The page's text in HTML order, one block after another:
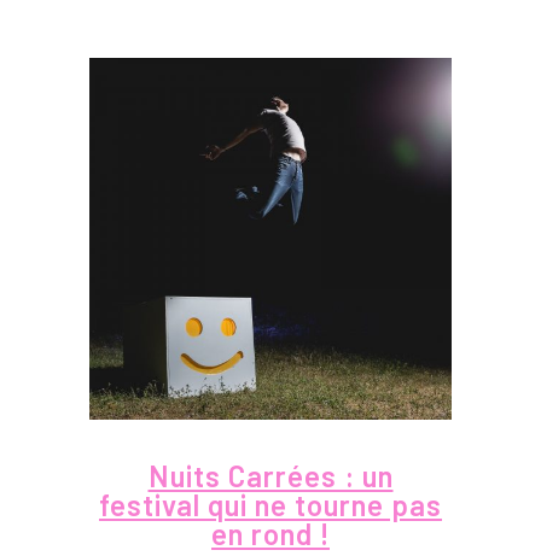
Nuits Carrées : un
festival qui ne tourne pas
en rond !